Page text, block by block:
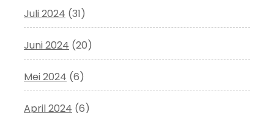
Juli 2024 (31)
Juni 2024 (20)
Mei 2024 (6)
April 2024 (6)